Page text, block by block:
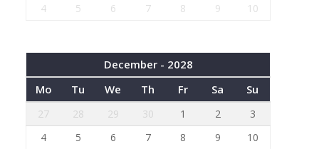
4
5 6 7 8 9 10
December - 2028
Mo
Tu We Th Fr Sa Su
27 28 29 30 1 2
3
4
5 6 7 8 9
10